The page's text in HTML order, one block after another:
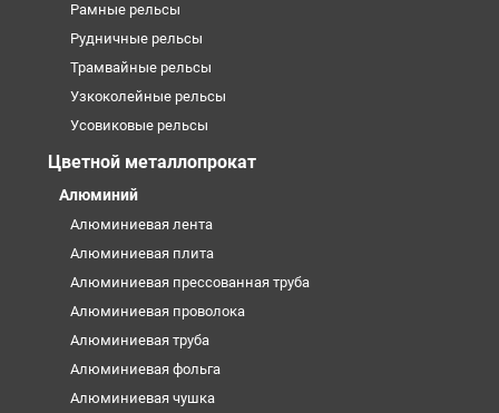
Рамные рельсы
Рудничные рельсы
Трамвайные рельсы
Узкоколейные рельсы
Усовиковые рельсы
Цветной металлопрокат
Алюминий
Алюминиевая лента
Алюминиевая плита
Алюминиевая прессованная труба
Алюминиевая проволока
Алюминиевая труба
Алюминиевая фольга
Алюминиевая чушка